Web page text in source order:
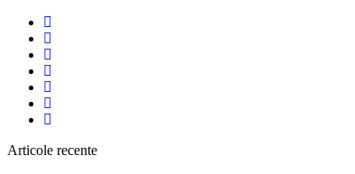
Articole recente